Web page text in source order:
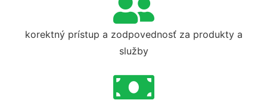
korektný prístup a zodpovednosť za produkty a
služby